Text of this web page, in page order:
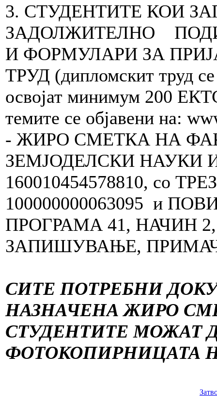
3. СТУДЕНТИТЕ КОИ
ЗАДОЛЖИТЕЛНО
И ФОРМУЛАРИ ЗА
ТРУД (дипломскит труд се
освојат минимум 200
темите се објавени на:
- ЖИРО СМЕТКА НА
ЗЕМЈОДЕЛСКИ НАУКИ
160010454578810, со
100000000063095 и
ПРОГРАМА 41, НАЧИН
ЗАПИШУВАЊЕ,
СИТЕ ПОТРЕБНИ
НАЗНАЧЕНА ЖИРО
СТУДЕНТИТЕ МОЖАТ
ФОТОКОПИРНИЦАТА